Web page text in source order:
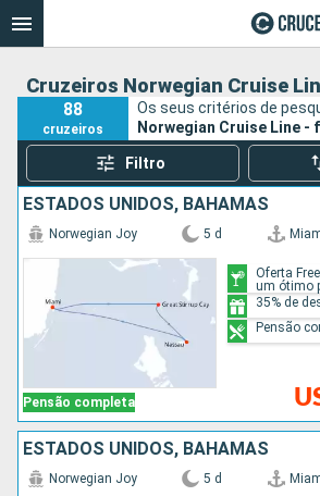
Cruzeiros Norwegian Cruise
88
cruzeiros
Os seus critérios de
Norwegian Cruise Line -
Filtro
ESTADOS UNIDOS, BAHAMAS
Pensão completa
Norwegian Joy 5 d
Oferta
um ótimo
35% de
Pensão
ESTADOS UNIDOS, BAHAMAS
Norwegian Joy 5 d